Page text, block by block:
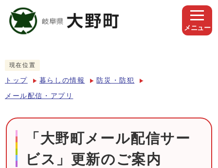
メニュー
現在位置
トップ 暮らしの情報 防災・防犯
メール配信・アプリ
「大野町メール配信サー
ビス」更新のご案内